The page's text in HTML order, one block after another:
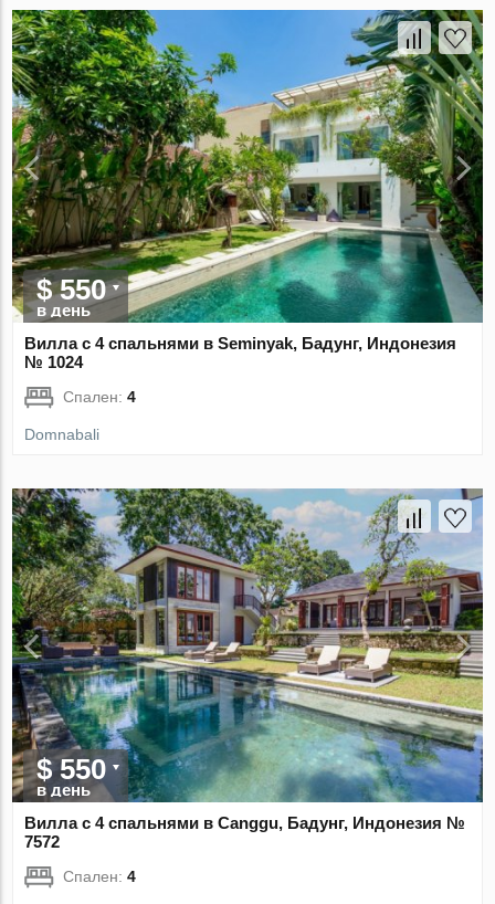
$ 550
в день
Вилла с 4 спальнями в Seminyak, Бадунг, Индонезия
№ 1024
Спален:4
Domnabali
$ 550
в день
Вилла с 4 спальнями в Canggu, Бадунг, Индонезия №
7572
Спален:4